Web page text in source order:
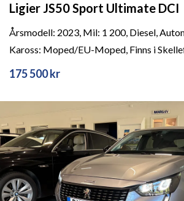
Ligier JS50 Sport Ultimate DCI
Årsmodell: 2023, Mil: 1 200, Diesel,
Kaross: Moped/EU-Moped, Finns i
175 500 kr